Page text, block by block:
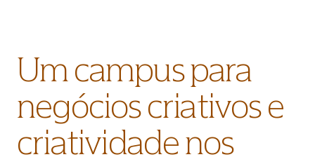
Um campus para
negócios criativos e
criatividade nos